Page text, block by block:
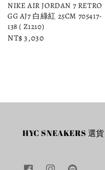
NIKE AIR JORDAN 7 RETRO
GG AJ7 白綠紅 25CM 705417-
138 ( Z1210)
Regular
NT$ 3,030
HYC SNEAKERS 選